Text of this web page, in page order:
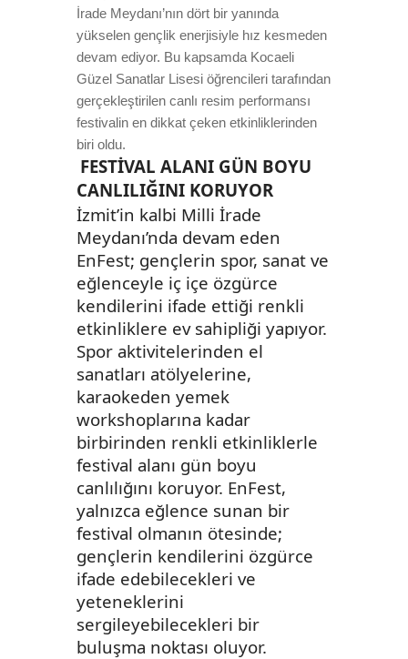
İrade Meydanı’nın dört bir yanında
yükselen gençlik enerjisiyle hız kesmeden
devam ediyor. Bu kapsamda Kocaeli
Güzel Sanatlar Lisesi öğrencileri tarafından
gerçekleştirilen canlı resim performansı
festivalin en dikkat çeken etkinliklerinden
biri oldu.
FESTİVAL ALANI GÜN BOYU
CANLILIĞINI KORUYOR
İzmit’in kalbi Milli İrade
Meydanı’nda devam eden
EnFest; gençlerin spor, sanat ve
eğlenceyle iç içe özgürce
kendilerini ifade ettiği renkli
etkinliklere ev sahipliği yapıyor.
Spor aktivitelerinden el
sanatları atölyelerine,
karaokeden yemek
workshoplarına kadar
birbirinden renkli etkinliklerle
festival alanı gün boyu
canlılığını koruyor. EnFest,
yalnızca eğlence sunan bir
festival olmanın ötesinde;
gençlerin kendilerini özgürce
ifade edebilecekleri ve
yeteneklerini
sergileyebilecekleri bir
buluşma noktası oluyor.